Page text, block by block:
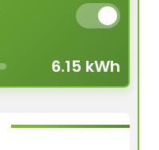
6.15 kWh